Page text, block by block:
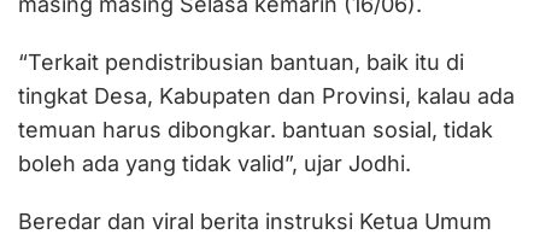
“Terkait pendistribusian bantuan, baik itu di
tingkat Desa, Kabupaten dan Provinsi, kalau ada
temuan harus dibongkar. bantuan sosial, tidak
boleh ada yang tidak valid”, ujar Jodhi.
Beredar dan viral berita instruksi Ketua Umum